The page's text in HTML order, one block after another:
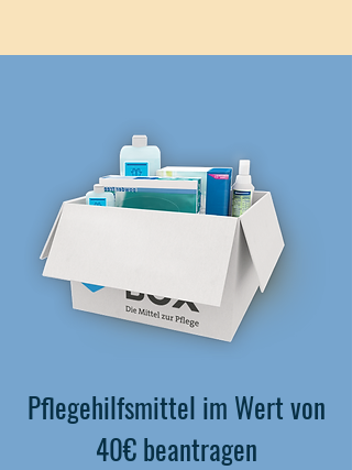
Pflegehilfsmittel im Wert von
40€ beantragen